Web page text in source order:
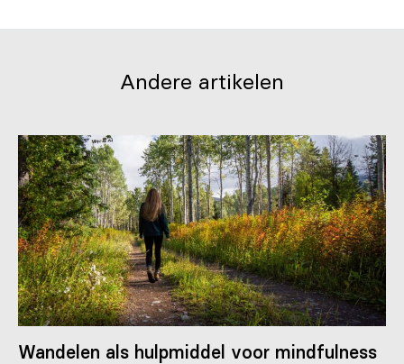
Andere artikelen
Wandelen als hulpmiddel voor mindfulness